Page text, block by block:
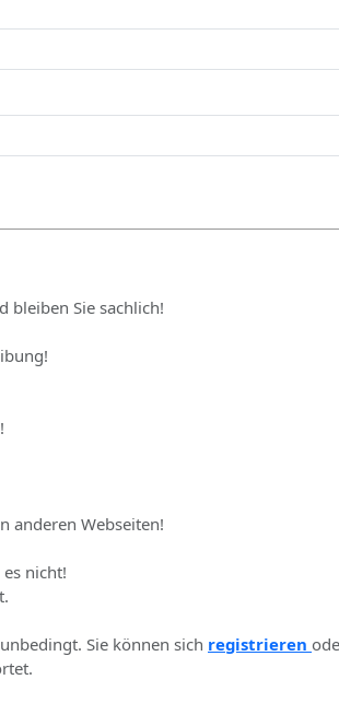
bleiben Sie sachlich!
anderen Webseiten!
nicht!
Sie können sich registrieren